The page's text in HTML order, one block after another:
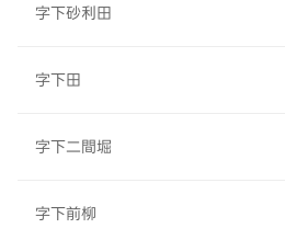
字下砂利田
字下田
字下二間堀
字下前柳